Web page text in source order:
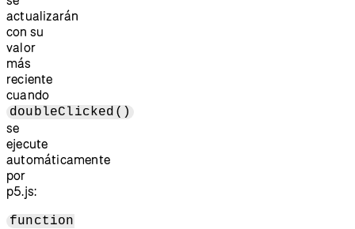
actualizarán
con su
valor
más
reciente
cuando
doubleClicked()
se
ejecute
automáticamente
por
p5.js:
function